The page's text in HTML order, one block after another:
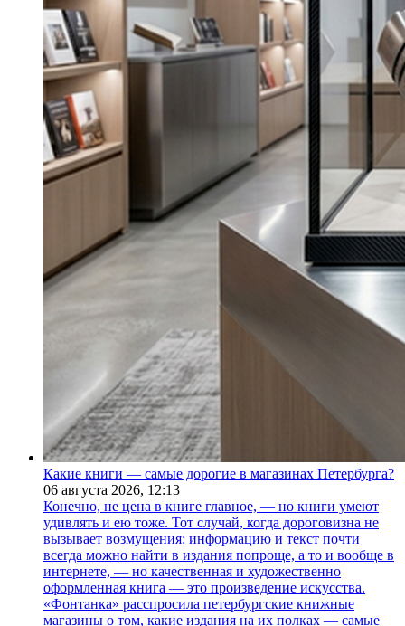
Какие книги — самые дорогие в магазинах Петербурга?
06 августа 2026, 12:13
Конечно, не цена в книге главное, — но книги умеют
удивлять и ею тоже. Тот случай, когда дороговизна не
вызывает возмущения: информацию и текст почти
всегда можно найти в издания попроще, а то и вообще в
интернете, — но качественная и художественно
оформленная книга — это произведение искусства.
«Фонтанка» расспросила петербургские книжные
магазины о том, какие издания на их полках — самые